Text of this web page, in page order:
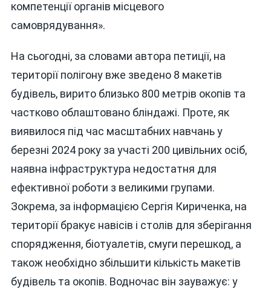
компетенції органів місцевого
самоврядування».
На сьогодні, за словами автора петиції, на
території полігону вже зведено 8 макетів
будівель, вирито близько 800 метрів окопів та
частково облаштовано бліндажі. Проте, як
виявилося під час масштабних навчань у
березні 2024 року за участі 200 цивільних осіб,
наявна інфраструктура недостатня для
ефективної роботи з великими групами.
Зокрема, за інформацією Сергія Кириченка, на
території бракує навісів і столів для зберігання
спорядження, біотуалетів, смуги перешкод, а
також необхідно збільшити кількість макетів
будівель та окопів. Водночас він зауважує: у